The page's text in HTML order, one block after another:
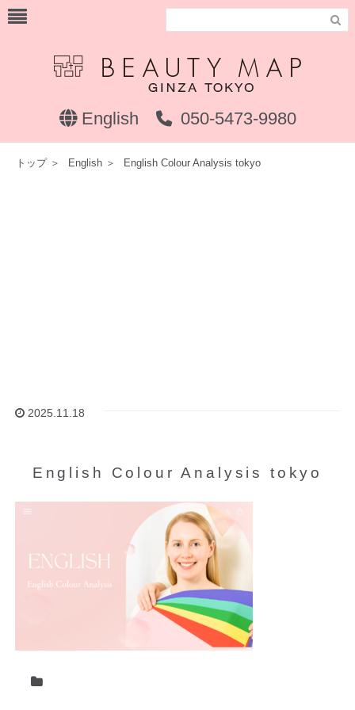

English 050-5473-9980
トップ＞ English ＞ English Colour Analysis tokyo
2025.11.18
English Colour Analysis tokyo